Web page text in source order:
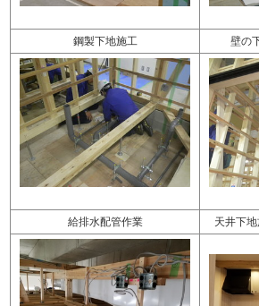
鋼製下地施工 壁の
給排水配管作業 天井下地